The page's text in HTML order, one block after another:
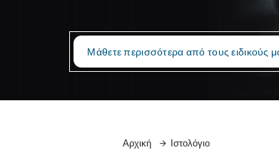
Τα συνεργεία χρειάζονται
ελαστικών. Η Ceccato προσφέρει
ποιότητα του αέρα για τα
Μάθετε περισσότερα από